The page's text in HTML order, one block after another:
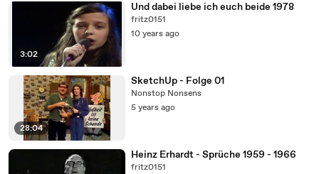
3:02
Und dabei liebe ich euch beide 1978
fritz0151
10 years ago
28:04
SketchUp - Folge 01
Nonstop Nonsens
5 years ago
Heinz Erhardt - Sprüche 1959 - 1966
fritz0151